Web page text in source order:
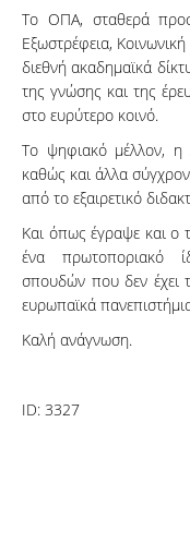
Το ΟΠΑ, σταθερά
Εξωστρέφεια,
διεθνή ακαδημαϊκά
της γνώσης και της
στο ευρύτερο κοινό.
Το ψηφιακό μέλλον, η
καθώς και άλλα
από το εξαιρετικό
Και όπως έγραψε και ο
ένα πρωτοποριακό
σπουδών που δεν έχει
ευρωπαϊκά
Καλή ανάγνωση.
ID: 3327